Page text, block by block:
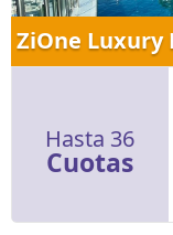
ZiOne Luxury
Hasta 36
Cuotas